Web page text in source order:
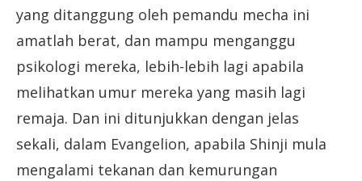
yang ditanggung oleh pemandu mecha ini
amatlah berat, dan mampu menganggu
psikologi mereka, lebih-lebih lagi apabila
melihatkan umur mereka yang masih lagi
remaja. Dan ini ditunjukkan dengan jelas
sekali, dalam Evangelion, apabila Shinji mula
mengalami tekanan dan kemurungan